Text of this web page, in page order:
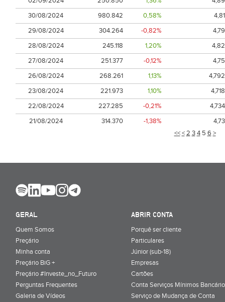
<< < 2 3 45 6 >
30/08/2024
980.842 0,58%
4,81
29/08/2024
304.264 -0,82%
4,79
28/08/2024
245.118 1,20%
4,82
27/08/2024
251.377 -0,12%
4,75
26/08/2024
268.261 1,13%
4,792
23/08/2024
221.973 1,10%
4,718
22/08/2024
227.285 -0,21%
4,734
21/08/2024
314.370 -1,38% 4,73
GERAL
Quem Somos
Preçário
Minha conta
Preçário BiG +
Preçário #Investe_no_Futuro
Perguntas Frequentes
Galeria de Vídeos
ABRIR CONTA
Porquê ser cliente
Particulares
Júnior (sub-18)
Empresas
Cartões
Conta Serviços Mínimos
Serviço de Mudança de Conta